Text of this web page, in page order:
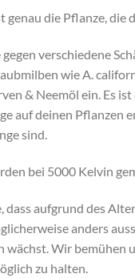
genau die Pflanze, die
verschiedene
wie A.
& Neemöl ein. Es ist
auf deinen Pflanzen
sind.
bei 5000 Kelvin
dass aufgrund des
anders
Wir bemühen
zu halten.